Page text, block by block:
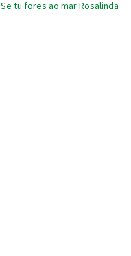
Se tu fores ao mar Rosalinda